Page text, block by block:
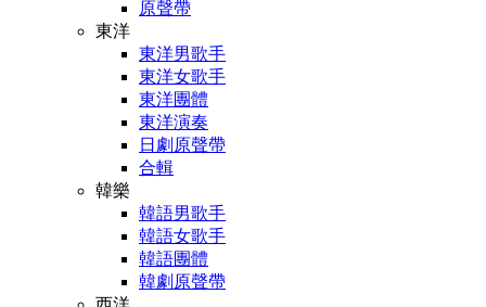
原聲帶
東洋
東洋男歌手
東洋女歌手
東洋團體
東洋演奏
日劇原聲帶
合輯
韓樂
韓語男歌手
韓語女歌手
韓語團體
韓劇原聲帶